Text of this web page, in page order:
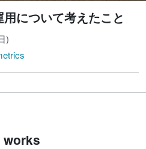
について考えたこと
)
works